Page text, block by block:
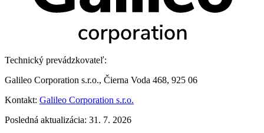
Technický prevádzkovateľ:
Galileo Corporation s.r.o., Čierna Voda 468, 925 06
Kontakt: Galileo Corporation s.r.o.
Posledná aktualizácia: 31. 7. 2026